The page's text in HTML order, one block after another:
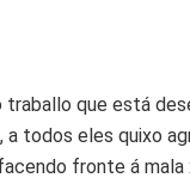
que está
todos eles quixo
fronte á